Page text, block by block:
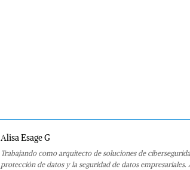
Alisa Esage G
Trabajando como arquitecto de soluciones de
protección de datos y la seguridad de datos empresariales.